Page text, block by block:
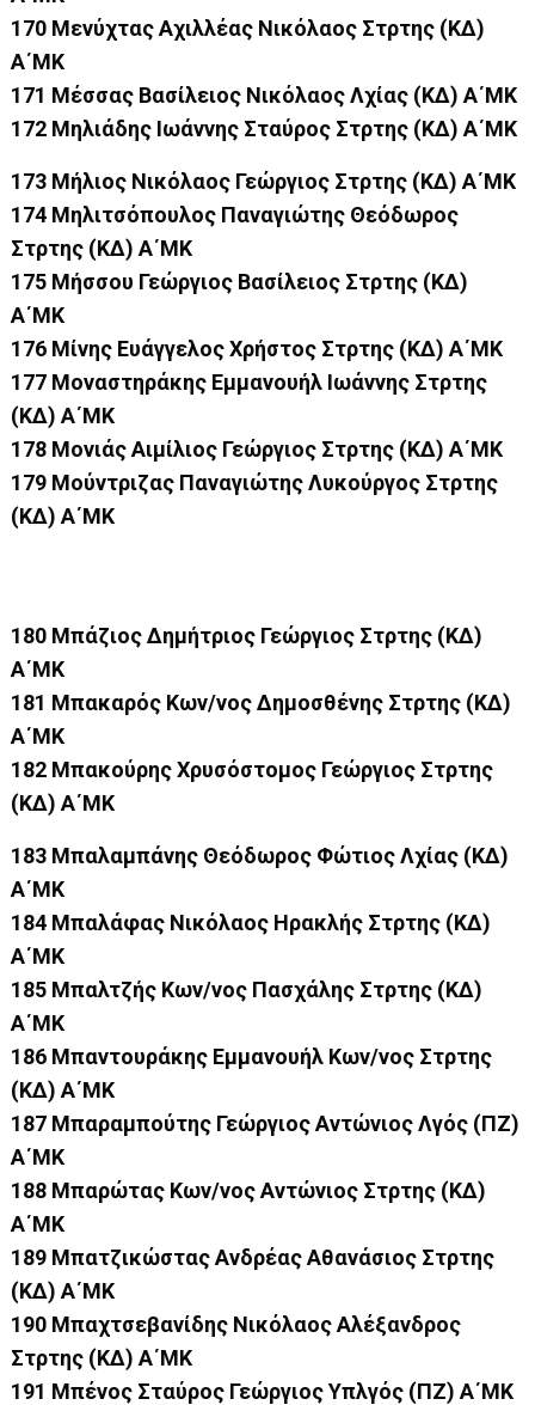
170 Μενύχτας Αχιλλέας Νικόλαος Στρτης (ΚΔ)
Α΄ΜΚ
171 Μέσσας Βασίλειος Νικόλαος Λχίας (ΚΔ) Α΄ΜΚ
172 Μηλιάδης Ιωάννης Σταύρος Στρτης (ΚΔ) Α΄ΜΚ
173 Μήλιος Νικόλαος Γεώργιος Στρτης (ΚΔ) Α΄ΜΚ
174 Μηλιτσόπουλος Παναγιώτης Θεόδωρος
Στρτης (ΚΔ) Α΄ΜΚ
175 Μήσσου Γεώργιος Βασίλειος Στρτης (ΚΔ)
Α΄ΜΚ
176 Μίνης Ευάγγελος Χρήστος Στρτης (ΚΔ) Α΄ΜΚ
177 Μοναστηράκης Εμμανουήλ Ιωάννης Στρτης
(ΚΔ) Α΄ΜΚ
178 Μονιάς Αιμίλιος Γεώργιος Στρτης (ΚΔ) Α΄ΜΚ
179 Μούντριζας Παναγιώτης Λυκούργος Στρτης
(ΚΔ) Α΄ΜΚ
180 Μπάζιος Δημήτριος Γεώργιος Στρτης (ΚΔ)
Α΄ΜΚ
181 Μπακαρός Κων/νος Δημοσθένης Στρτης (ΚΔ)
Α΄ΜΚ
182 Μπακούρης Χρυσόστομος Γεώργιος Στρτης
(ΚΔ) Α΄ΜΚ
183 Μπαλαμπάνης Θεόδωρος Φώτιος Λχίας (ΚΔ)
Α΄ΜΚ
184 Μπαλάφας Νικόλαος Ηρακλής Στρτης (ΚΔ)
Α΄ΜΚ
185 Μπαλτζής Κων/νος Πασχάλης Στρτης (ΚΔ)
Α΄ΜΚ
186 Μπαντουράκης Εμμανουήλ Κων/νος Στρτης
(ΚΔ) Α΄ΜΚ
187 Μπαραμπούτης Γεώργιος Αντώνιος Λγός (ΠΖ)
Α΄ΜΚ
188 Μπαρώτας Κων/νος Αντώνιος Στρτης (ΚΔ)
Α΄ΜΚ
189 Μπατζικώστας Ανδρέας Αθανάσιος Στρτης
(ΚΔ) Α΄ΜΚ
190 Μπαχτσεβανίδης Νικόλαος Αλέξανδρος
Στρτης (ΚΔ) Α΄ΜΚ
191 Μπένος Σταύρος Γεώργιος Υπλγός (ΠΖ) Α΄ΜΚ